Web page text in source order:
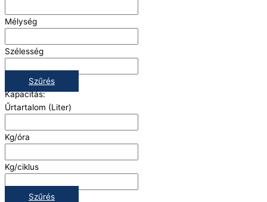
Mélység
Szélesség
Szűrés
Kapacitás:
Űrtartalom (Liter)
Kg/óra
Kg/ciklus
Szűrés